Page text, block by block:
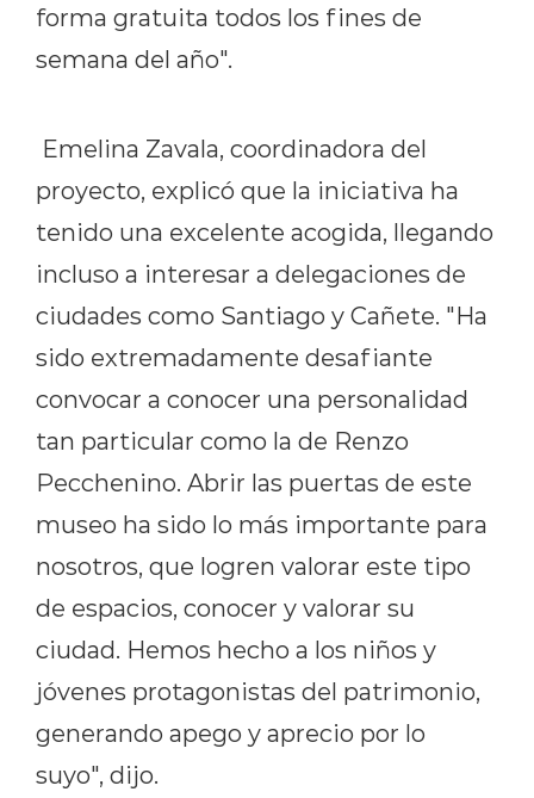
forma gratuita todos los fines de
semana del año".
Emelina Zavala, coordinadora del
proyecto, explicó que la iniciativa ha
tenido una excelente acogida, llegando
incluso a interesar a delegaciones de
ciudades como Santiago y Cañete. "Ha
sido extremadamente desafiante
convocar a conocer una personalidad
tan particular como la de Renzo
Pecchenino. Abrir las puertas de este
museo ha sido lo más importante para
nosotros, que logren valorar este tipo
de espacios, conocer y valorar su
ciudad. Hemos hecho a los niños y
jóvenes protagonistas del patrimonio,
generando apego y aprecio por lo
suyo", dijo.